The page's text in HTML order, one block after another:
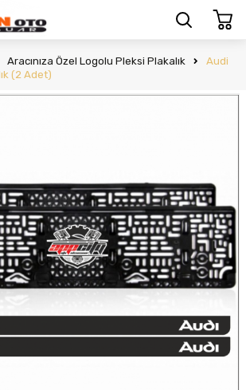
Aracınıza Özel Logolu Pleksi Plakalık
Audi
(2 Adet)